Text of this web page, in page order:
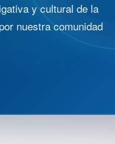
y cultural de la
nuestra comunidad